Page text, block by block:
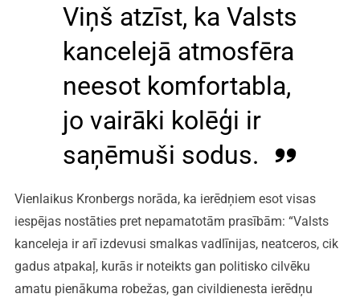
Viņš atzīst, ka Valsts
kancelejā atmosfēra
neesot komfortabla,
jo vairāki kolēģi ir
saņēmuši sodus.
Vienlaikus Kronbergs norāda, ka ierēdņiem esot visas
iespējas nostāties pret nepamatotām prasībām: “Valsts
kanceleja ir arī izdevusi smalkas vadlīnijas, neatceros, cik
gadus atpakaļ, kurās ir noteikts gan politisko cilvēku
amatu pienākuma robežas, gan civildienesta ierēdņu